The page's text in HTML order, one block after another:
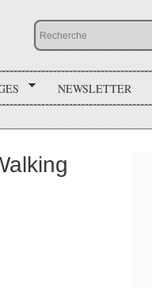
NEWSLETTER